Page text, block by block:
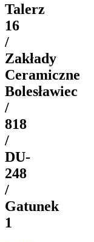
Talerz
16
/
Zakłady
Ceramiczne
Bolesławiec
/
818
/
DU-
248
/
Gatunek
1